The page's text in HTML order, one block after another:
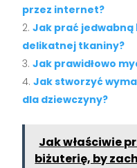
przez internet?
Jak prać jedwabną
delikatnej tkaniny?
Jak prawidłowo
Jak stworzyć
dla dziewczyny?
Jak właściwie
biżuterię, by